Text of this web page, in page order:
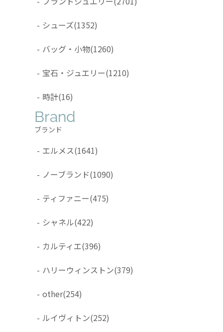
- シューズ(1352)
- バッグ・小物(1260)
- 宝石・ジュエリー(1210)
- 時計(16)
Brand
ブランド
- エルメス(1641)
- ノーブランド(1090)
- ティファニー(475)
- シャネル(422)
- カルティエ(396)
- ハリーウィンストン(379)
- other(254)
- ルイヴィトン(252)